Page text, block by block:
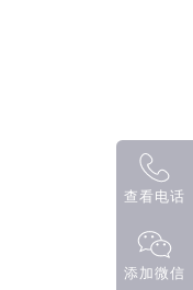
查看电话
添加微信